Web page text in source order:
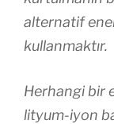
alternatif
kullanmaktır.
Herhangi bir
lityum-iyon